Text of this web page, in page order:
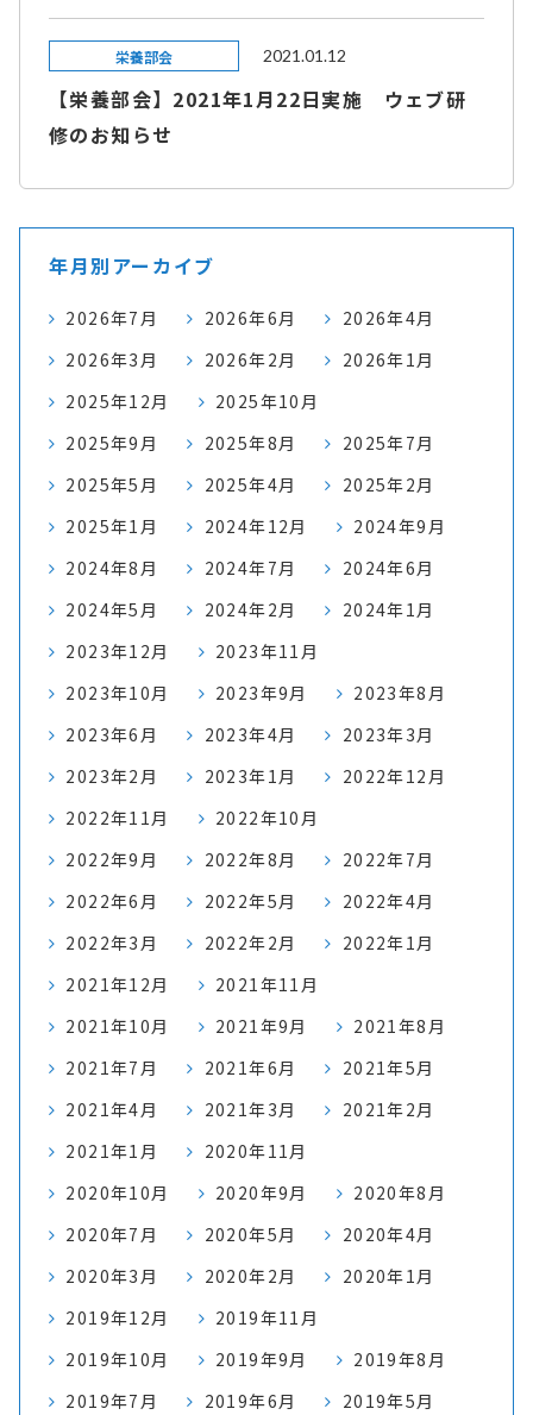
栄養部会 2021.01.12
【栄養部会】2021年1月22日実施 ウェブ研
修のお知らせ
年月別アーカイブ
2026年7月 2026年6月
2026年4月
2026年3月
2026年2月
2026年1月
2025年12月
2025年10月
2025年9月
2025年8月
2025年7月
2025年5月
2025年4月
2025年2月
2025年1月
2024年12月
2024年9月
2024年8月
2024年7月
2024年6月
2024年5月
2024年2月
2024年1月
2023年12月
2023年11月
2023年10月
2023年9月
2023年8月
2023年6月
2023年4月
2023年3月
2023年2月
2023年1月
2022年12月
2022年11月
2022年10月
2022年9月
2022年8月
2022年7月
2022年6月
2022年5月
2022年4月
2022年3月
2022年2月
2022年1月
2021年12月
2021年11月
2021年10月
2021年9月
2021年8月
2021年7月
2021年6月
2021年5月
2021年4月
2021年3月
2021年2月
2021年1月
2020年11月
2020年10月
2020年9月
2020年8月
2020年7月
2020年5月
2020年4月
2020年3月
2020年2月
2020年1月
2019年12月
2019年11月
2019年10月
2019年9月
2019年8月
2019年7月
2019年6月
2019年5月